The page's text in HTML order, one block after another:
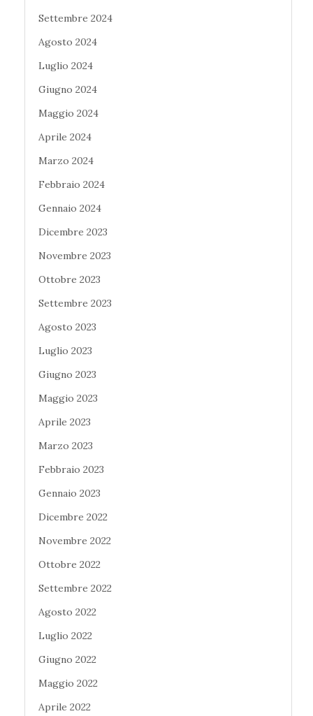
Settembre 2024
Agosto 2024
Luglio 2024
Giugno 2024
Maggio 2024
Aprile 2024
Marzo 2024
Febbraio 2024
Gennaio 2024
Dicembre 2023
Novembre 2023
Ottobre 2023
Settembre 2023
Agosto 2023
Luglio 2023
Giugno 2023
Maggio 2023
Aprile 2023
Marzo 2023
Febbraio 2023
Gennaio 2023
Dicembre 2022
Novembre 2022
Ottobre 2022
Settembre 2022
Agosto 2022
Luglio 2022
Giugno 2022
Maggio 2022
Aprile 2022